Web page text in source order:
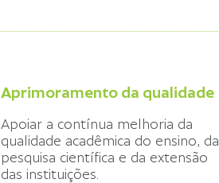
Aprimoramento da qualidade
Apoiar a contínua melhoria da
qualidade acadêmica do ensino, da
pesquisa científica e da extensão
das instituições.